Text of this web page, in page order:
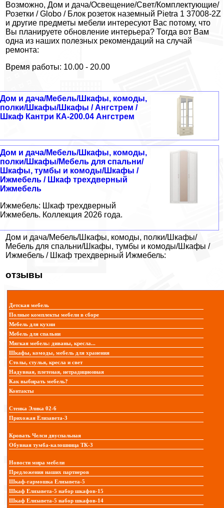
Возможно, Дом и дача/Освещение/Свет/Комплектующие/
Розетки / Globo / Блок розеток наземный Pietra 1 37008-2Z
и другие предметы мебели интересуют Вас потому, что
Вы планируете обновление интерьера? Тогда вот Вам
одна из наших полезных рекомендаций на случай
ремонта:
Время работы: 10.00 - 20.00
Дом и дача/Мебель/Шкафы, комоды,
полки/Шкафы/Шкафы / Ангстрем /
Шкаф Кантри КА-200.04 Ангстрем
Дом и дача/Мебель/Шкафы, комоды,
полки/Шкафы/Мебель для спальни/
Шкафы, тумбы и комоды/Шкафы /
Ижмебель / Шкаф трехдверный
Ижмебель
Ижмебель: Шкаф трехдверный
Ижмебель. Коллекция 2026 года.
Дом и дача/Мебель/Шкафы, комоды, полки/Шкафы/
Мебель для спальни/Шкафы, тумбы и комоды/Шкафы /
Ижмебель / Шкаф трехдверный Ижмебель:
отзывы
Детская мебель
Полные комплекты мебели в сборе
Мебель для кухни
Мебель для спальни
Мягкая мебель: диваны, кресла...
Шкафы, комоды, мебель для хранения
Столы, стулья, кресла и свет
Надувная, плетеная, нетрадиционная
Как выбирать мебель?
Контакты
Стенка Элика 02-6
Прихожая Елизавета-3
Кровать Челси двуспальная
Обувная тумба-калошница ТК-3
Новости мира мебели
Предложения наших партнеров
Шкаф-гармошка Елизавета-5
Шкаф Елизавета-5 набор шкафов-15
Шкаф Елизавета-5 набор шкафов-14